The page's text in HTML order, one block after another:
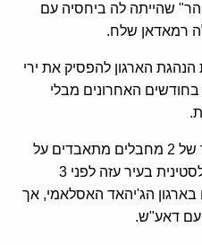
שהייתה לה ביחסיה עם
רמאדאן שלח.
הארגון להפסיק את ירי
האחרונים מבלי
כמו כן עלה נושא מתקפת הטרור של 2 מחבלים מתאבדים על
שני מחסומים של המשטרה הפלסטינית בעיר עזה לפני 3
בארגון הג'יהאד האסלאמי, אך
עם דאע"ש.